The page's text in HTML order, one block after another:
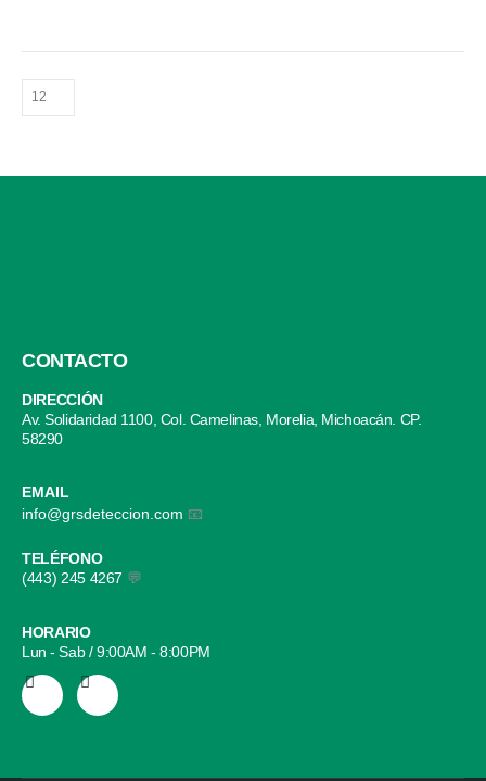
CONTACTO
DIRECCIÓN
Av. Solidaridad 1100, Col. Camelinas, Morelia, Michoacán. CP.
58290
EMAIL
info@grsdeteccion.com 📧
TELÉFONO
(443) 245 4267 💬
HORARIO
Lun - Sab / 9:00AM - 8:00PM